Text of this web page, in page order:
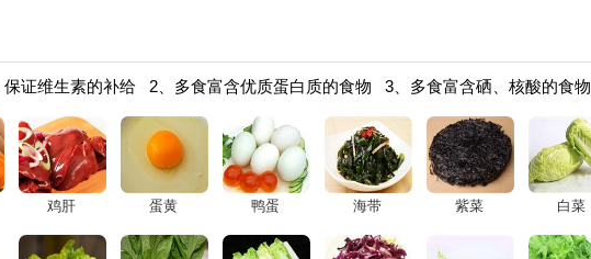
保证维生素的补给 2、多食富含优质蛋白质的食物 3、多食富含硒、核酸的食物
鸡肝 蛋黄 鸭蛋 海带 紫菜 白菜